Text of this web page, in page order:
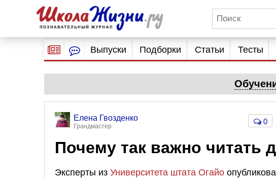
Выпуски Подборки Статьи Тесты
Елена Гвозденко
Грандмастер
0
Почему так важно читать
Эксперты из Университета штата Огайо